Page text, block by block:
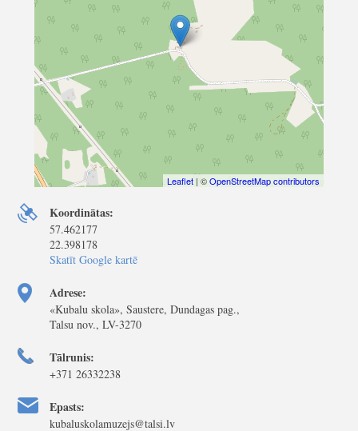
Leaflet | ©OpenStreetMap contributors
Koordinātas:
57.462177
22.398178
Skatīt Google kartē
Adrese:
«Kubalu skola», Saustere, Dundagas pag.,
Talsu nov., LV-3270
Tālrunis:
+371 26332238
Epasts:
kubaluskolamuzejs@talsi.lv